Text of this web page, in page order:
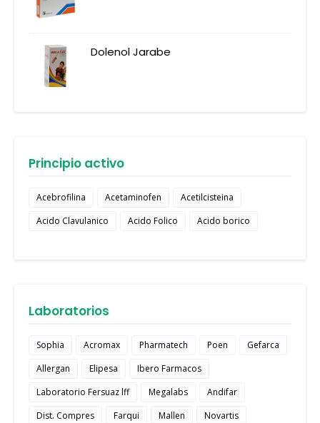
Dolenol Jarabe
Principio activo
Acebrofilina Acetaminofen
Acetilcisteina
Acido Clavulanico
Acido Folico Acido borico
Laboratorios
Sophia Acromax Pharmatech Poen
Gefarca
Allergan
Elipesa
Ibero Farmacos
Laboratorio Fersuaz lff
Megalabs
Andifar
Dist. Compres
Farqui Mallen
Novartis